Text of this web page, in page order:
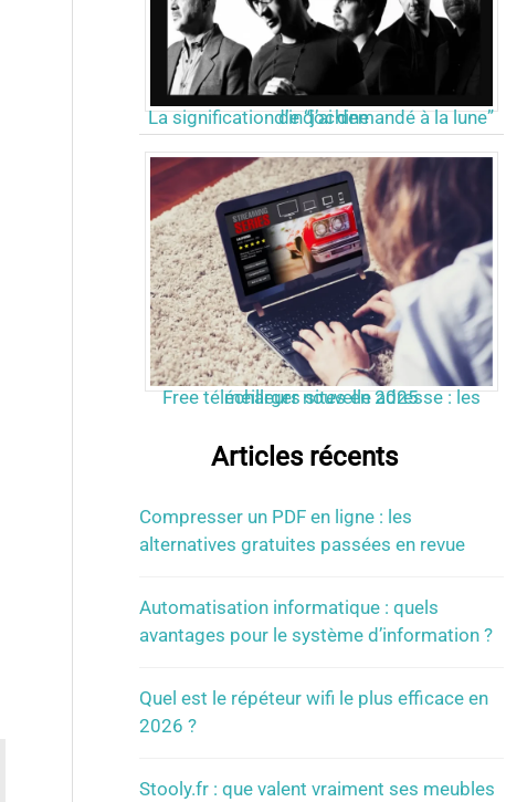
La signification de “j’ai demandé à la lune” d’indochine
Free télécharger nouvelle adresse : les meilleurs sites en 2025
Articles récents
Compresser un PDF en ligne : les
alternatives gratuites passées en revue
Automatisation informatique : quels
avantages pour le système d’information ?
Quel est le répéteur wifi le plus efficace en
2026 ?
Stooly.fr : que valent vraiment ses meubles